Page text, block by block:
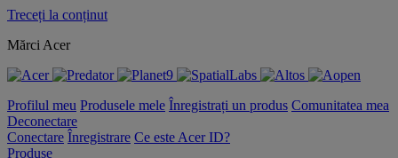
Treceți la conținut
Mărci Acer
Profilul meu Produsele mele Înregistrați un produs Comunitatea mea
Deconectare
Conectare Înregistrare Ce este Acer ID?
Produse